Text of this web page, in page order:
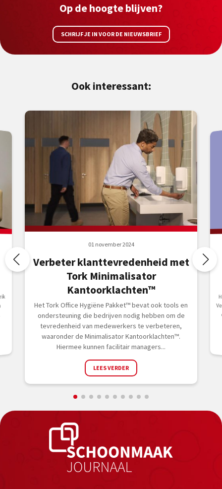
Op de hoogte blijven?
SCHRIJF JE IN VOOR DE NIEUWSBRIEF
Ook interessant:
01 november 2024
Verbeter klanttevredenheid met
Tork Minimalisator
Kantoorklachten™
Het Tork Office Hygiëne Pakket™ bevat ook tools en
ondersteuning die bedrijven nodig hebben om de
tevredenheid van medewerkers te verbeteren,
waaronder de Minimalisator Kantoorklachten™.
Hiermee kunnen facilitair managers...
LEES VERDER